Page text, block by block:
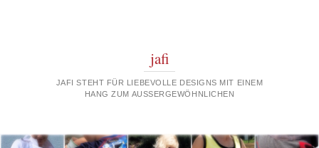
jafi
JAFI STEHT FÜR LIEBEVOLLE DESIGNS MIT EINEM
HANG ZUM AUSSERGEWÖHNLICHEN